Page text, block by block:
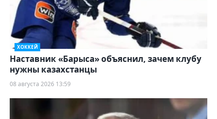
ХОККЕЙ
Наставник «Барыса» объяснил, зачем клубу
нужны казахстанцы
08 августа 2026 13:59